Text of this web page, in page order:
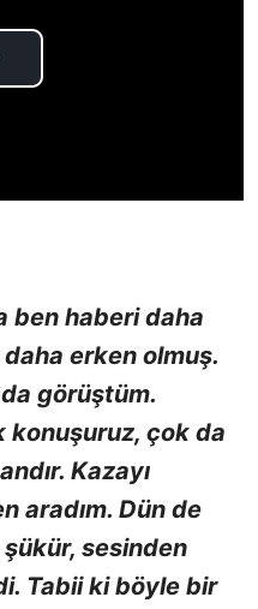
ben haberi daha
erken olmuş.
da görüştüm.
konuşuruz, çok da
Kazayı
aradım. Dün de
sesinden
Tabii ki böyle bir